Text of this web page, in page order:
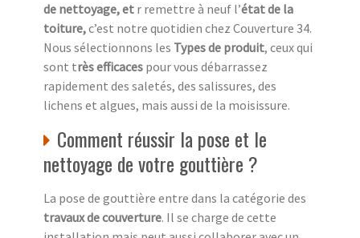
de nettoyage, et r remettre à neuf l’état de la
toiture,c’est notre quotidien chez Couverture 34.
Nous sélectionnons les Types de produit, ceux qui
sont très efficaces pour vous débarrassez
rapidement des saletés, des salissures, des
lichens et algues, mais aussi de la moisissure.
Comment réussir la pose et le
nettoyage de votre gouttière ?
La pose de gouttière entre dans la catégorie des
travaux de couverture. Il se charge de cette